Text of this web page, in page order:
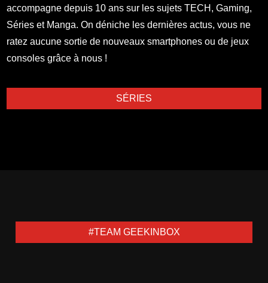
accompagne depuis 10 ans sur les sujets TECH, Gaming,
Séries et Manga. On déniche les dernières actus, vous ne
ratez aucune sortie de nouveaux smartphones ou de jeux
consoles grâce à nous !
SÉRIES
#TEAM GEEKINBOX